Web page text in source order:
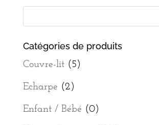
Catégories de produits
Couvre-lit (5)
Echarpe (2)
Enfant / Bébé (0)